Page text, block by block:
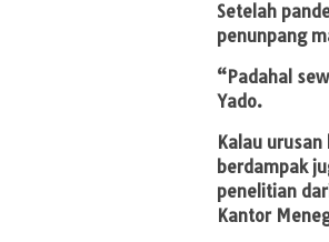
Setelah
penunpang
“Padahal
Yado.
Kalau
berdampak
penelitian
Kantor